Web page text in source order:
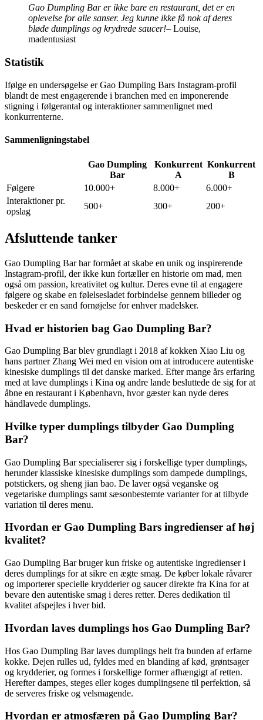
Gao Dumpling Bar er ikke bare en restaurant, det er en
oplevelse for alle sanser. Jeg kunne ikke få nok af deres
bløde dumplings og krydrede saucer!– Louise,
madentusiast
Statistik
Ifølge en undersøgelse er Gao Dumpling Bars Instagram-profil
blandt de mest engagerende i branchen med en imponerende
stigning i følgerantal og interaktioner sammenlignet med
konkurrenterne.
Sammenligningstabel
Gao Dumpling
Bar
Konkurrent
A
Konkurrent
B
Følgere
10.000+ 8.000+
6.000+
Interaktioner pr.
opslag
500+ 300+ 200+
Afsluttende tanker
Gao Dumpling Bar har formået at skabe en unik og inspirerende
Instagram-profil, der ikke kun fortæller en historie om mad, men
også om passion, kreativitet og kultur. Deres evne til at engagere
følgere og skabe en følelsesladet forbindelse gennem billeder og
beskeder er en sand fornøjelse for enhver madelsker.
Hvad er historien bag Gao Dumpling Bar?
Gao Dumpling Bar blev grundlagt i 2018 af kokken Xiao Liu og
hans partner Zhang Wei med en vision om at introducere autentiske
kinesiske dumplings til det danske marked. Efter mange års erfaring
med at lave dumplings i Kina og andre lande besluttede de sig for at
åbne en restaurant i København, hvor gæster kan nyde deres
håndlavede dumplings.
Hvilke typer dumplings tilbyder Gao Dumpling
Bar?
Gao Dumpling Bar specialiserer sig i forskellige typer dumplings,
herunder klassiske kinesiske dumplings som dampede dumplings,
potstickers, og sheng jian bao. De laver også veganske og
vegetariske dumplings samt sæsonbestemte varianter for at tilbyde
variation til deres menu.
Hvordan er Gao Dumpling Bars ingredienser af høj
kvalitet?
Gao Dumpling Bar bruger kun friske og autentiske ingredienser i
deres dumplings for at sikre en ægte smag. De køber lokale råvarer
og importerer specielle krydderier og saucer direkte fra Kina for at
bevare den autentiske smag i deres retter. Deres dedikation til
kvalitet afspejles i hver bid.
Hvordan laves dumplings hos Gao Dumpling Bar?
Hos Gao Dumpling Bar laves dumplings helt fra bunden af erfarne
kokke. Dejen rulles ud, fyldes med en blanding af kød, grøntsager
og krydderier, og formes i forskellige former afhængigt af retten.
Herefter dampes, steges eller koges dumplingsene til perfektion, så
de serveres friske og velsmagende.
Hvordan er atmosfæren på Gao Dumpling Bar?